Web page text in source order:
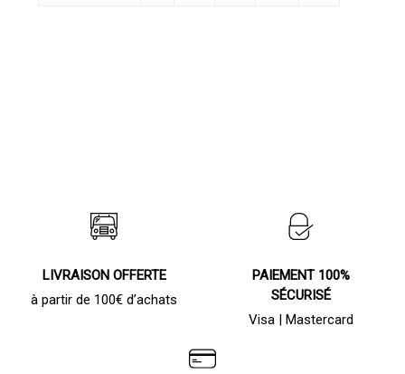
LIVRAISON OFFERTE
à partir de 100€ d’achats
PAIEMENT 100%
SÉCURISÉ
Visa | Mastercard